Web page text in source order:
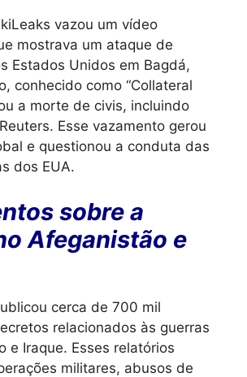
vazou um vídeo
mostrava um ataque de
Estados Unidos em Bagdá,
conhecido como “Collateral
a morte de civis, incluindo
Esse vazamento gerou
e questionou a conduta das
dos EUA.
sobre a
Afeganistão e
cerca de 700 mil
relacionados às guerras
e Iraque. Esses relatórios
militares, abusos de